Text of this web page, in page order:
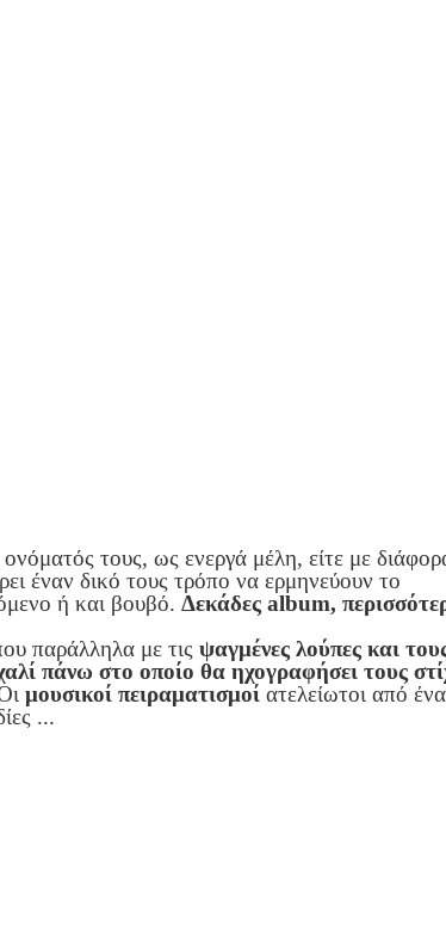
τους, ως ενεργά μέλη, είτε με
έναν δικό τους τρόπο να ερμηνεύουν το
ή και βουβό. Δεκάδες album,
παράλληλα με τις ψαγμένες λούπες και
πάνω στο οποίο θα ηχογραφήσει τους
μουσικοί πειραματισμοίατελείωτοι από
...